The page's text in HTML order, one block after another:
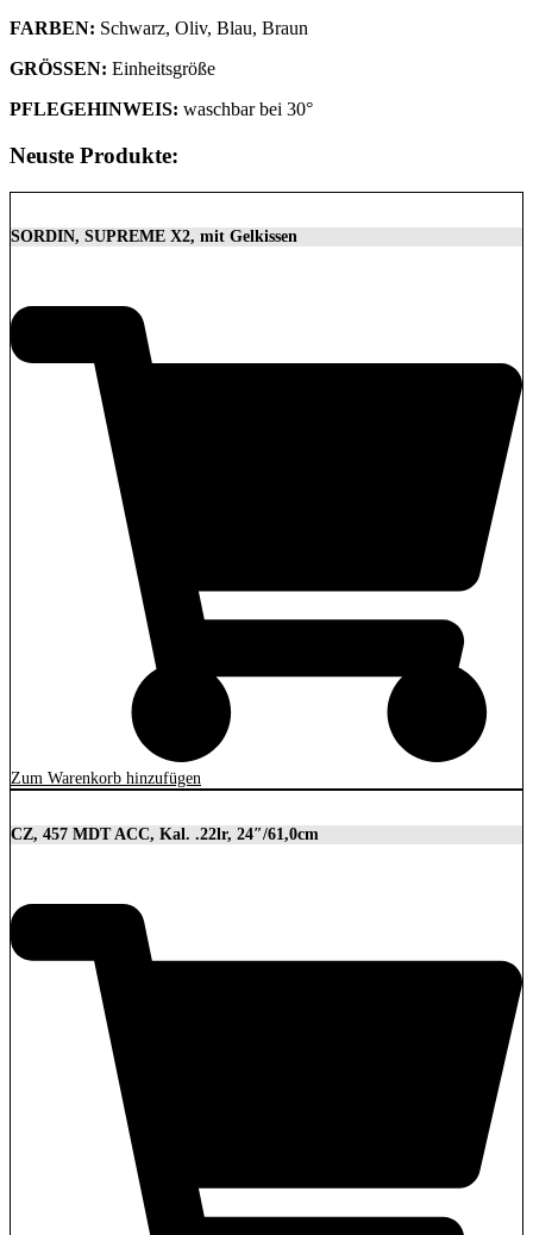
FARBEN: Schwarz, Oliv, Blau, Braun
GRÖSSEN: Einheitsgröße
PFLEGEHINWEIS: waschbar bei 30°
Neuste Produkte:
SORDIN, SUPREME X2, mit Gelkissen
Zum Warenkorb hinzufügen
CZ, 457 MDT ACC, Kal. .22lr, 24″/61,0cm